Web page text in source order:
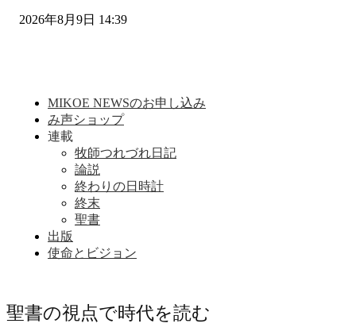
2026年8月9日 14:39
MIKOE NEWSのお申し込み
み声ショップ
連載
牧師つれづれ日記
論説
終わりの日時計
終末
聖書
出版
使命とビジョン
聖書の視点で時代を読む